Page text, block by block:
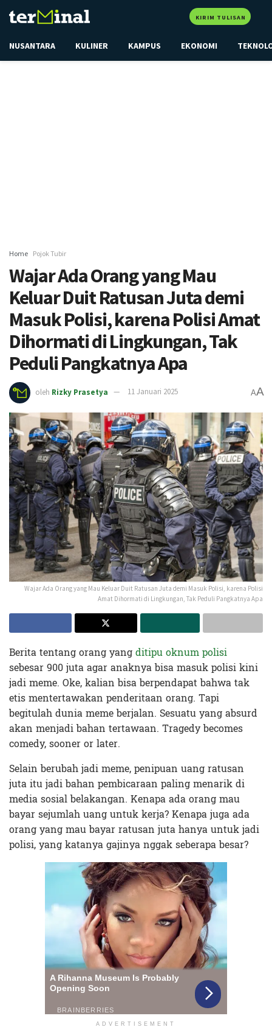
KIRIM TULISAN
NUSANTARA KULINER KAMPUS EKONOMI
Home Pojok Tubir
Wajar Ada Orang yang Mau
Keluar Duit Ratusan Juta demi
Masuk Polisi, karena Polisi Amat
Dihormati di Lingkungan, Tak
Peduli Pangkatnya Apa
oleh Rizky Prasetya 11 Januari 2025 AA
Wajar Ada Orang yang Mau Keluar Duit Ratusan Juta demi Masuk Polisi, karena Polisi
Amat Dihormati di Lingkungan, Tak Peduli Pangkatnya Apa
Berita tentang orang yangditipu oknum polisi
sebesar 900 juta agar anaknya bisa masuk polisi kini
jadi meme. Oke, kalian bisa berpendapat bahwa tak
etis mentertawakan penderitaan orang. Tapi
begitulah dunia meme berjalan. Sesuatu yang absurd
akan menjadi bahan tertawaan. Tragedy becomes
comedy, sooner or later.
Selain berubah jadi meme, penipuan uang ratusan
juta itu jadi bahan pembicaraan paling menarik di
media sosial belakangan. Kenapa ada orang mau
bayar sejumlah uang untuk kerja? Kenapa juga ada
orang yang mau bayar ratusan juta hanya untuk jadi
polisi, yang katanya gajinya nggak seberapa besar?
ADVERTISEMENT